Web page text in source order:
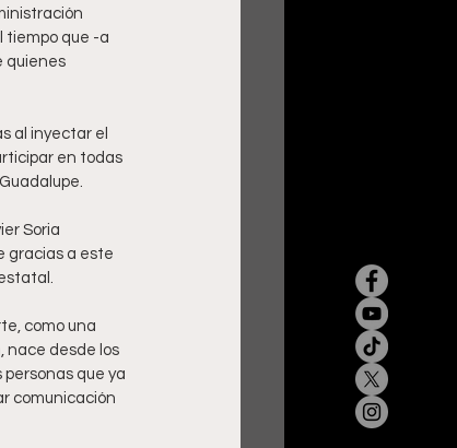
tiempo que -a
quienes
al inyectar el
en todas
Soria
gracias a este
como una
nace desde los
que ya
comunicación